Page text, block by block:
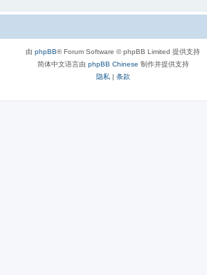
由 phpBB® Forum Software © phpBB Limited 提供支持
简体中文语言由 phpBB Chinese 制作并提供支持
隐私 | 条款